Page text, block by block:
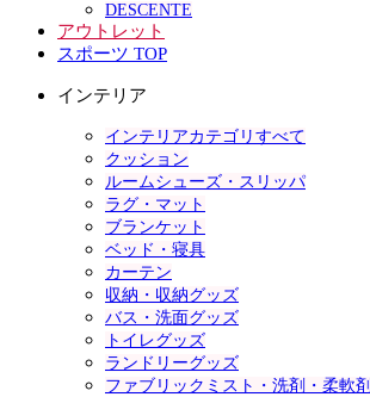
DESCENTE
アウトレット
スポーツ TOP
インテリア
インテリアカテゴリすべて
クッション
ルームシューズ・スリッパ
ラグ・マット
ブランケット
ベッド・寝具
カーテン
収納・収納グッズ
バス・洗面グッズ
トイレグッズ
ランドリーグッズ
ファブリックミスト・洗剤・柔軟剤